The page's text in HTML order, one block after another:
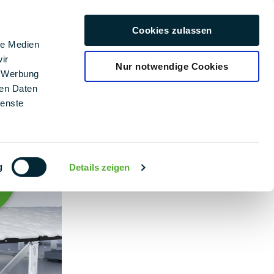
Medien
Daten
Details zeigen
Cookies zulassen
Nur notwendige Cookies